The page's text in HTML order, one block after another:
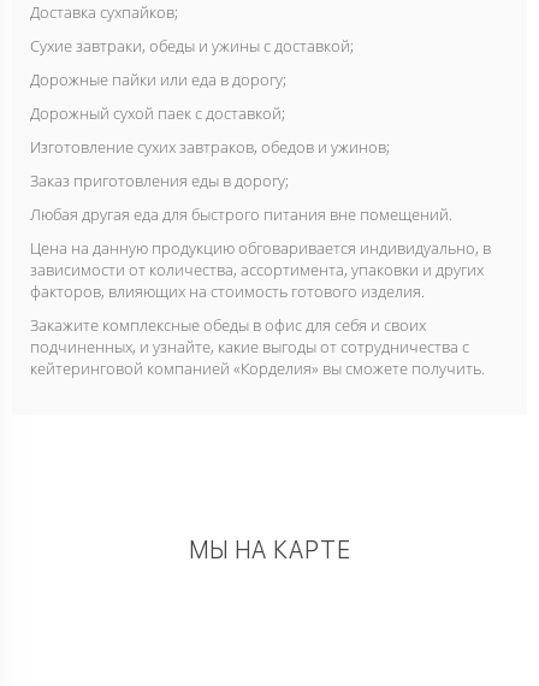
Доставка сухпайков;
Сухие завтраки, обеды и ужины с доставкой;
Дорожные пайки или еда в дорогу;
Дорожный сухой паек с доставкой;
Изготовление сухих завтраков, обедов и ужинов;
Заказ приготовления еды в дорогу;
Любая другая еда для быстрого питания вне помещений.
Цена на данную продукцию обговаривается индивидуально, в
зависимости от количества, ассортимента, упаковки и других
факторов, влияющих на стоимость готового изделия.
Закажите комплексные обеды в офис для себя и своих
подчиненных, и узнайте, какие выгоды от сотрудничества с
кейтеринговой компанией «Корделия» вы сможете получить.
МЫ НА КАРТЕ